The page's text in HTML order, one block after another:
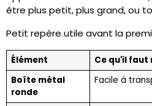
être plus petit, plus grand, ou
Petit repère utile avant la
Élément
Ce qu'il faut
Boîte métal
ronde
Facile à